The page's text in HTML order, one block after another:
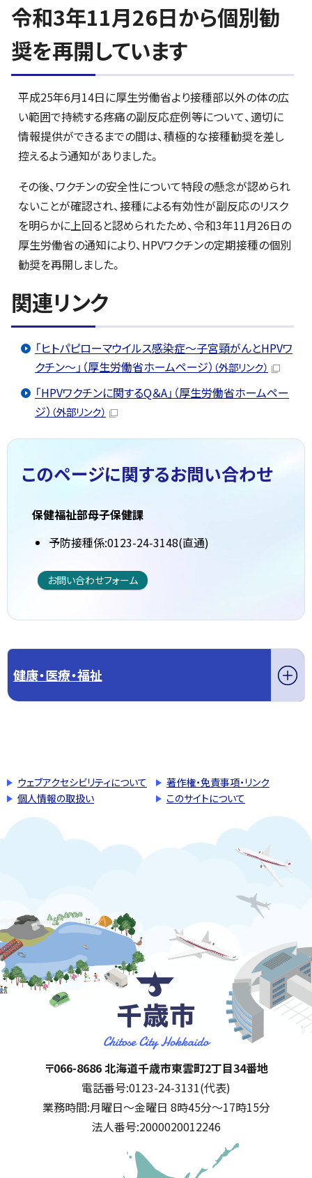
令和3年11月26日から個別勧
奨を再開しています
平成25年6月14日に厚生労働省より接種部以外の体の広
い範囲で持続する疼痛の副反応症例等について、適切に
情報提供ができるまでの間は、積極的な接種勧奨を差し
控えるよう通知がありました。
その後、ワクチンの安全性について特段の懸念が認められ
ないことが確認され、接種による有効性が副反応のリスク
を明らかに上回ると認められたため、令和3年11月26日の
厚生労働省の通知により、HPVワクチンの定期接種の個別
勧奨を再開しました。
関連リンク
「ヒトパピローマウイルス感染症～子宮頸がんとHPVワ
クチン～」（厚生労働省ホームページ） （外部リンク）
「HPVワクチンに関するQ＆A」（厚生労働省ホームペー
ジ） （外部リンク）
このページに関するお問い合わせ
保健福祉部母子保健課
予防接種係:0123-24-3148(直通)
お問い合わせフォーム
健康・医療・福祉
ウェブアクセシビリティについて
著作権・免責事項・リンク
個人情報の取扱い
このサイトについて
千歳市
住所:
〒066-8686 北海道千歳市東雲町2丁目34番地
電話番号:0123-24-3131(代表)
業務時間:月曜日～金曜日 8時45分～17時15分
法人番号:2000020012246